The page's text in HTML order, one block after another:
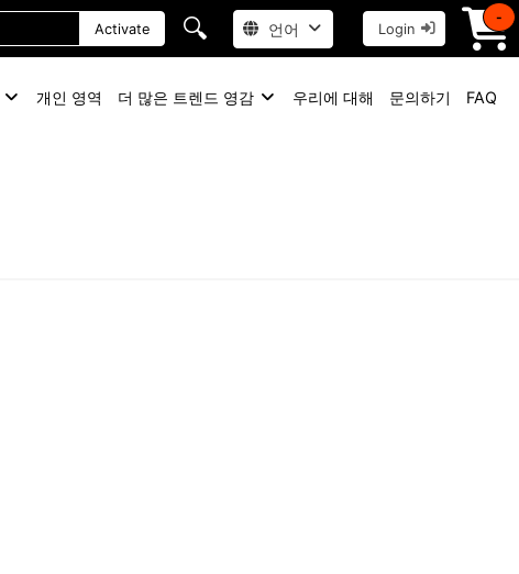
Activate 🔍 언어 Login
-
개인 영역 더 많은 트렌드 영감 우리에 대해 문의하기 FAQ